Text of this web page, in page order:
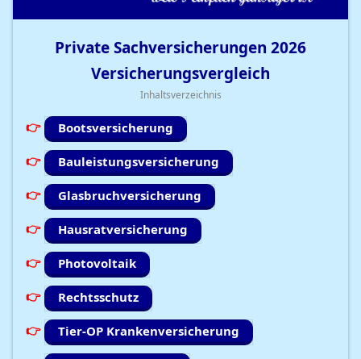
Private Sachversicherungen 2026
Versicherungsvergleich
Inhaltsverzeichnis
Bootsversicherung
Bauleistungsversicherung
Glasbruchversicherung
Hausratversicherung
Photovoltaik
Rechtsschutz
Tier-OP Krankenversicherung